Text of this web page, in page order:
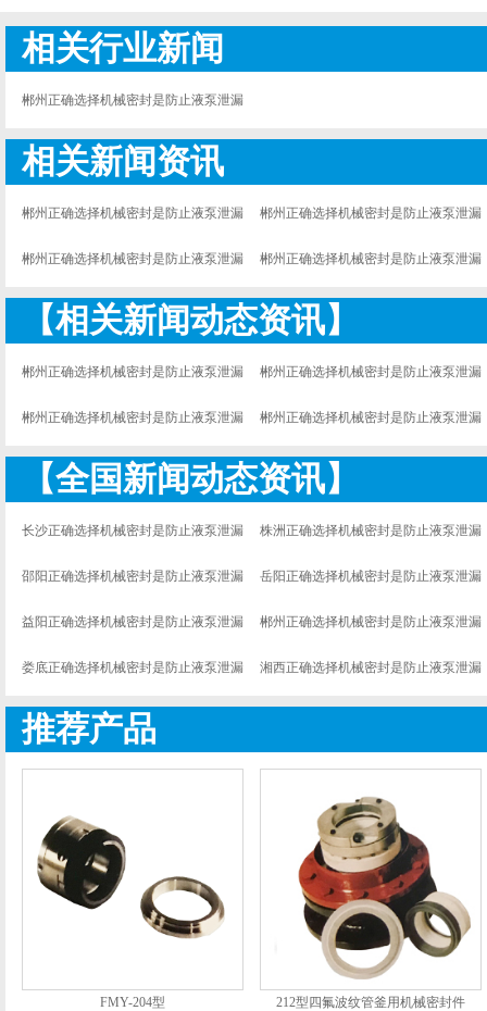
相关行业新闻
郴州正确选择机械密封是防止液泵泄漏
相关新闻资讯
郴州正确选择机械密封是防止液泵泄漏
郴州正确选择机械密封是防止液泵泄漏
郴州正确选择机械密封是防止液泵泄漏
郴州正确选择机械密封是防止液泵泄漏
【相关新闻动态资讯】
郴州正确选择机械密封是防止液泵泄漏
郴州正确选择机械密封是防止液泵泄漏
郴州正确选择机械密封是防止液泵泄漏
郴州正确选择机械密封是防止液泵泄漏
【全国新闻动态资讯】
长沙正确选择机械密封是防止液泵泄漏
株洲正确选择机械密封是防止液泵泄漏
邵阳正确选择机械密封是防止液泵泄漏
岳阳正确选择机械密封是防止液泵泄漏
益阳正确选择机械密封是防止液泵泄漏
郴州正确选择机械密封是防止液泵泄漏
娄底正确选择机械密封是防止液泵泄漏
湘西正确选择机械密封是防止液泵泄漏
推荐产品
FMY-204型 212型四氟波纹管釜用机械密封件